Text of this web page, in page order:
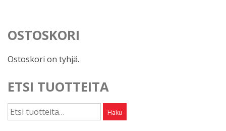
OSTOSKORI
Ostoskori on tyhjä.
ETSI TUOTTEITA
Etsi: Haku